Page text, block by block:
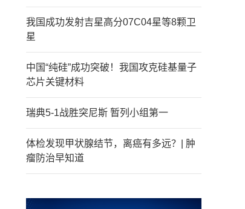
我国成功发射吉星高分07C04星等8颗卫
星
中国“纯硅”成功突破！我国攻克硅基量子
芯片关键材料
瑞典5-1战胜突尼斯 暂列小组第一
体检发现甲状腺结节，离癌有多远？| 肿
瘤防治早知道